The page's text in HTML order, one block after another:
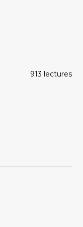
913 lectures